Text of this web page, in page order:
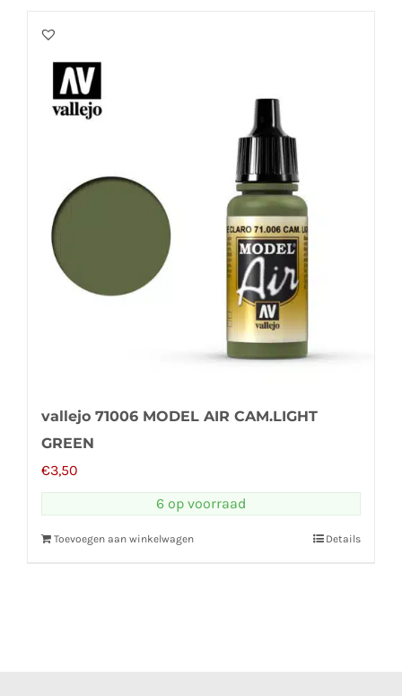
vallejo 71006 MODEL AIR CAM.LIGHT
GREEN
€3,50
6 op voorraad
Toevoegen aan winkelwagen Details